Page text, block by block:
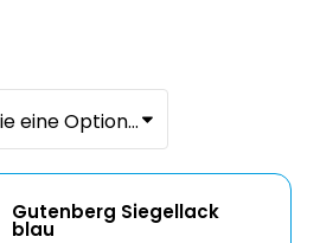
Gutenberg Siegellack
blau